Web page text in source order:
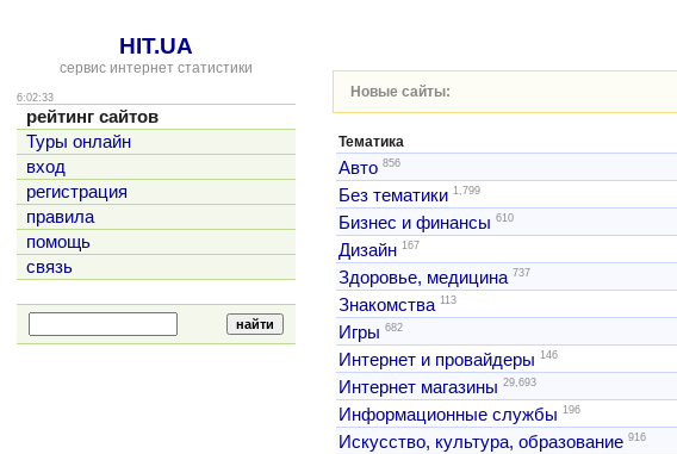
HIT.UA
сервис интернет статистики
6:02:33
рейтинг сайтов
Туры онлайн
вход
регистрация
правила
помощь
связь
Новые сайты:
Тематика
Авто 856
Без тематики 1,799
Бизнес и финансы 610
Дизайн 167
Здоровье, медицина 737
Знакомства 113
Игры 682
Интернет и провайдеры 146
Интернет магазины 29,693
Информационные службы 196
Искусство, культура, образование 916